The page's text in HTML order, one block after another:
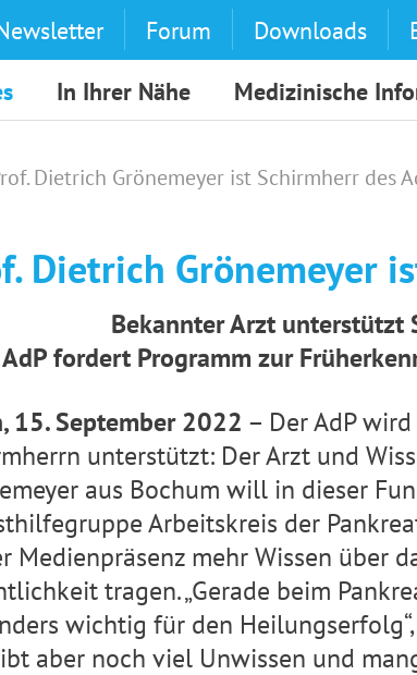
Forum Downloads
In Ihrer Nähe Medizinische
Dietrich Grönemeyer ist Schirmherr des
Dietrich Grönemeyer
Bekannter Arzt unterstützt
AdP fordert Programm zur
15. September 2022 – Der AdP
unterstützt: Der Arzt und
aus Bochum will in dieser
Arbeitskreis der
Medienpräsenz mehr Wissen über
tragen. „Gerade beim
wichtig für den
aber noch viel Unwissen und